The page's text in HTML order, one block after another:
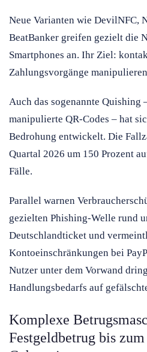
Neue Varianten wie DevilNFC,
BeatBanker greifen gezielt die
Smartphones an. Ihr Ziel:
Zahlungsvorgänge
Auch das sogenannte Quishing
manipulierte QR-Codes – hat
Bedrohung entwickelt. Die
Quartal 2026 um 150 Prozent
Fälle.
Parallel warnen
gezielten Phishing-Welle rund
Deutschlandticket und
Kontoeinschränkungen bei
Nutzer unter dem Vorwand
Handlungsbedarfs auf
Komplexe
Festgeldbetrug bis